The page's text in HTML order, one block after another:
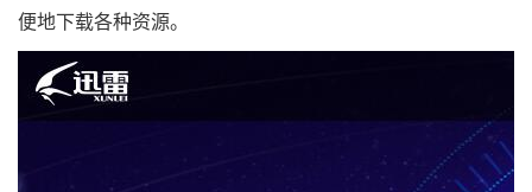
便地下载各种资源。